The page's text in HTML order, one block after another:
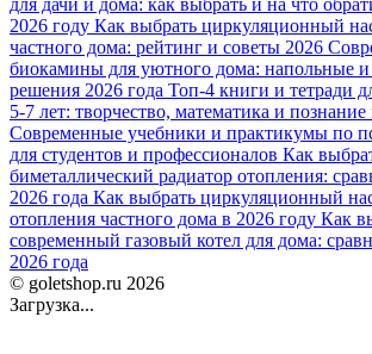
2026 году Как выбрать циркуляционный
частного дома: рейтинг и советы 2026
биокамины для уютного дома: напольные
решения 2026 года Топ-4 книги и тетради
5-7 лет: творчество, математика и познание
Современные учебники и практикумы по
для студентов и профессионалов Как
биметаллический радиатор отопления:
2026 года Как выбрать циркуляционный
отопления частного дома в 2026 году Как
современный газовый котел для дома:
2026 года
© goletshop.ru 2026
Загрузка...